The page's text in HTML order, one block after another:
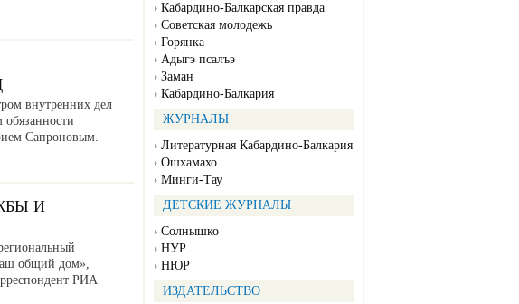
Кабардино-Балкарская правда
Советская молодежь
Горянка
Адыгэ псалъэ
Заман
Кабардино-Балкария
ЖУРНАЛЫ
Литературная Кабардино-Балкария
Ошхамахо
Минги-Тау
ДЕТСКИЕ ЖУРНАЛЫ
Солнышко
НУР
НЮР
ИЗДАТЕЛЬСТВО
внутренних дел
Сапроновым.
И
общий дом»,
РИА